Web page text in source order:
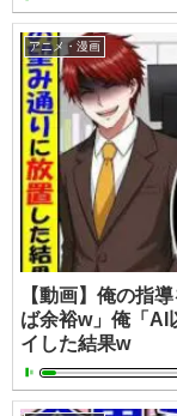
アニメ・漫画
【動画】俺の指
ば余裕w」俺「
イした結果w